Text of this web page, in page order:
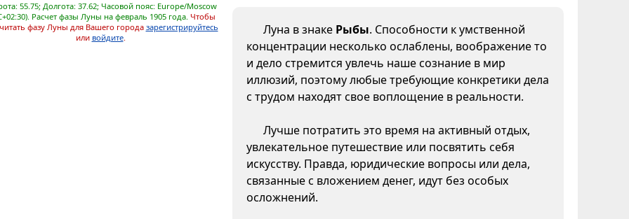
55.75; Долгота: 37.62; Часовой пояс: Europe/Moscow
Расчет фазы Луны на февраль 1905 года. Чтобы
фазу Луны для Вашего города зарегистрируйтесь
или войдите.
Луна в знаке Рыбы. Способности к умственной
концентрации несколько ослаблены, воображение то
и дело стремится увлечь наше сознание в мир
иллюзий, поэтому любые требующие конкретики дела
с трудом находят свое воплощение в реальности.
Лучше потратить это время на активный отдых,
увлекательное путешествие или посвятить себя
искусству. Правда, юридические вопросы или дела,
связанные с вложением денег, идут без особых
осложнений.